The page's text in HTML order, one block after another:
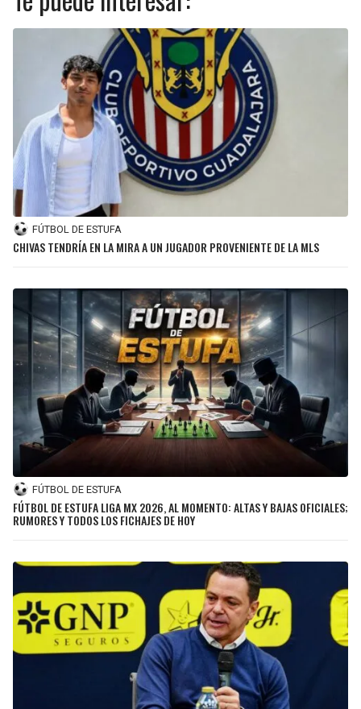
FÚTBOL DE ESTUFA
CHIVAS TENDRÍA EN LA MIRA A UN JUGADOR PROVENIENTE DE LA MLS
FÚTBOL DE ESTUFA
FÚTBOL DE ESTUFA LIGA MX 2026, AL MOMENTO: ALTAS Y BAJAS OFICIALES;
RUMORES Y TODOS LOS FICHAJES DE HOY